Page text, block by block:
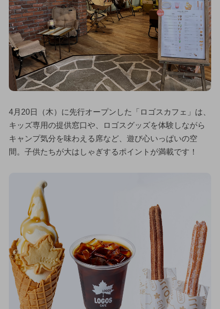
4月20日（木）に先行オープンした「ロゴスカフェ」は、
キッズ専用の提供窓口や、ロゴスグッズを体験しながら
キャンプ気分を味わえる席など、遊び心いっぱいの空
間。子供たちが大はしゃぎするポイントが満載です！